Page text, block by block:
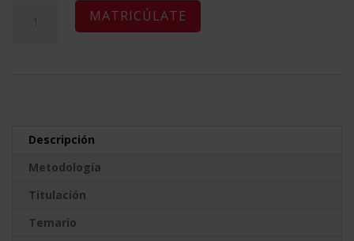
Internacional
Planetaria
cantidad
MATRICÚLATE
Descripción
Metodología
Titulación
Temario